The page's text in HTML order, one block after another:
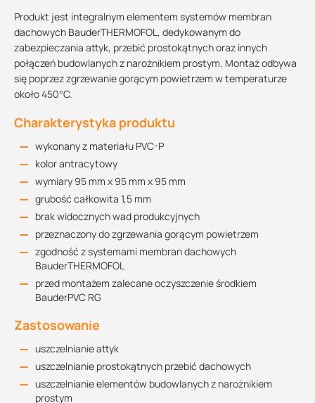
Produkt jest integralnym elementem systemów membran
dachowych BauderTHERMOFOL, dedykowanym do
zabezpieczania attyk, przebić prostokątnych oraz innych
połączeń budowlanych z narożnikiem prostym. Montaż odbywa
się poprzez zgrzewanie gorącym powietrzem w temperaturze
około 450°C.
Charakterystyka produktu
wykonany z materiału PVC-P
kolor antracytowy
wymiary 95 mm x 95 mm x 95 mm
grubość całkowita 1,5 mm
brak widocznych wad produkcyjnych
przeznaczony do zgrzewania gorącym powietrzem
zgodność z systemami membran dachowych
BauderTHERMOFOL
przed montażem zalecane oczyszczenie środkiem
BauderPVC RG
Zastosowanie
uszczelnianie attyk
uszczelnianie prostokątnych przebić dachowych
uszczelnianie elementów budowlanych z narożnikiem
prostym